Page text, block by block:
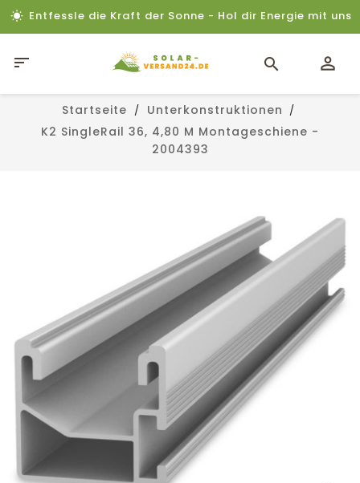
Entfessle die Kraft der Sonne - Hol dir Energie mit uns

Startseite
Unterkonstruktionen
K2 SingleRail 36, 4,80 M Montageschiene -
2004393